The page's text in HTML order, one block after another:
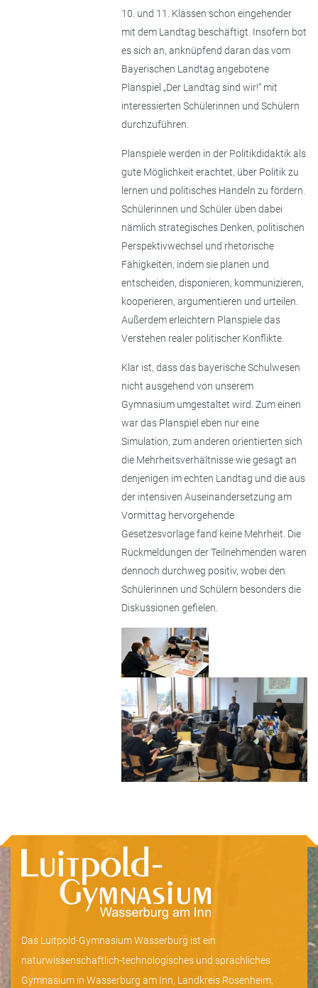
10. und 11. Klassen schon eingehender
mit dem Landtag beschäftigt. Insofern bot
es sich an, anknüpfend daran das vom
Bayerischen Landtag angebotene
Planspiel „Der Landtag sind wir!“ mit
interessierten Schülerinnen und Schülern
durchzuführen.
Planspiele werden in der Politikdidaktik als
gute Möglichkeit erachtet, über Politik zu
lernen und politisches Handeln zu fördern.
Schülerinnen und Schüler üben dabei
nämlich strategisches Denken, politischen
Perspektivwechsel und rhetorische
Fähigkeiten, indem sie planen und
entscheiden, disponieren, kommunizieren,
kooperieren, argumentieren und urteilen.
Außerdem erleichtern Planspiele das
Verstehen realer politischer Konflikte.
Klar ist, dass das bayerische Schulwesen
nicht ausgehend von unserem
Gymnasium umgestaltet wird. Zum einen
war das Planspiel eben nur eine
Simulation, zum anderen orientierten sich
die Mehrheitsverhältnisse wie gesagt an
denjenigen im echten Landtag und die aus
der intensiven Auseinandersetzung am
Vormittag hervorgehende
Gesetzesvorlage fand keine Mehrheit. Die
Rückmeldungen der Teilnehmenden waren
dennoch durchweg positiv, wobei den
Schülerinnen und Schülern besonders die
Diskussionen gefielen.
Das Luitpold-Gymnasium Wasserburg ist ein
naturwissenschaftlich-technologisches und sprachliches
Gymnasium in Wasserburg am Inn, Landkreis Rosenheim,